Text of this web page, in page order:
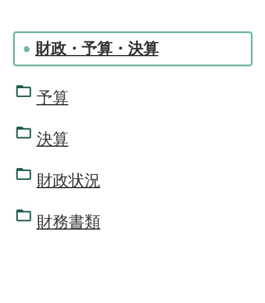
財政・予算・決算
予算
決算
財政状況
財務書類